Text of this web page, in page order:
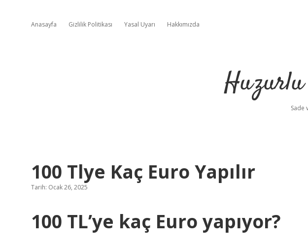
Anasayfa Gizlilik Politikası Yasal Uyarı Hakkımızda
Sade
100 Tlye Kaç Euro Yapılır
Tarih: Ocak 26, 2025
100 TL’ye kaç Euro yapıyor?